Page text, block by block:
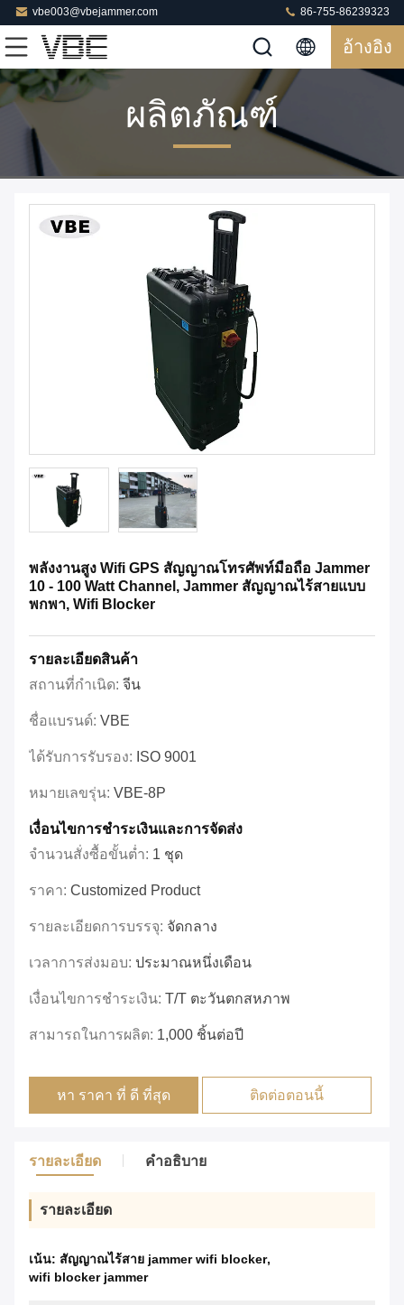
vbe003@vbejammer.com 86-755-86239323
อ้างอิง
ผลิตภัณฑ์
พลังงานสูง Wifi GPS สัญญาณโทรศัพท์มือถือ Jammer
10 - 100 Watt Channel, Jammer สัญญาณไร้สายแบบ
พกพา, Wifi Blocker
รายละเอียดสินค้า
สถานที่กำเนิด: จีน
ชื่อแบรนด์: VBE
ได้รับการรับรอง: ISO 9001
หมายเลขรุ่น: VBE-8P
เงื่อนไขการชําระเงินและการจัดส่ง
จำนวนสั่งซื้อขั้นต่ำ: 1 ชุด
ราคา: Customized Product
รายละเอียดการบรรจุ: จัดกลาง
เวลาการส่งมอบ: ประมาณหนึ่งเดือน
เงื่อนไขการชำระเงิน: T/T ตะวันตกสหภาพ
สามารถในการผลิต: 1,000 ชิ้นต่อปี
หา ราคา ที่ ดี ที่สุด ติดต่อตอนนี้
รายละเอียด คำอธิบาย
รายละเอียด
เน้น: สัญญาณไร้สาย jammer wifi blocker,
wifi blocker jammer